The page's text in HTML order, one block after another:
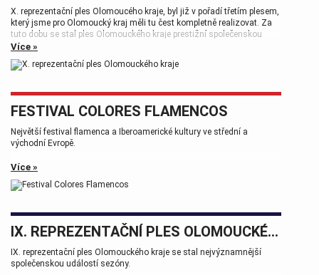
X. reprezentační ples Olomoucého kraje, byl již v pořadí třetím plesem,
který jsme pro Olomoucký kraj měli tu čest kompletně realizovat. Za
tuto dobu se stal ples Olomouckého kraje prestižní společenskou
událostí, která patří k vrcholům plesové sezóny.
Více »
FESTIVAL COLORES FLAMENCOS
Největší festival flamenca a Iberoamerické kultury ve střední a
východní Evropě.
Více »
IX. REPREZENTAČNÍ PLES OLOMOUCKÉHO KRAJE
IX. reprezentační ples Olomouckého kraje se stal nejvýznamnější
společenskou událostí sezóny.